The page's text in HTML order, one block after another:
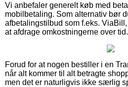
Vi anbefaler generelt køb med
mobilbetaling. Som alternativ bør
afbetalingstilbud som f.eks.
at afdrage omkostningerne over tid.
Forud for at nogen bestiller i en
når alt kommer til alt betragte
men det er naturligvis ikke særlig